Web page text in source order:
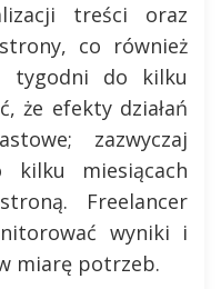
treści oraz
co również
tygodni do kilku
że efekty działań
zazwyczaj
kilku miesiącach
Freelancer
wyniki i
miarę potrzeb.